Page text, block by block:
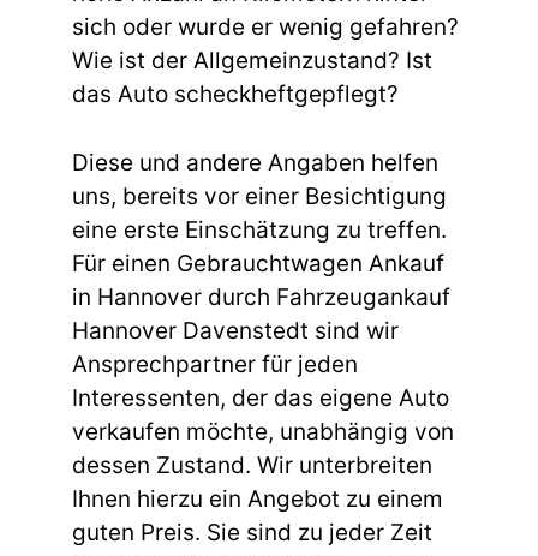
sich oder wurde er wenig gefahren?
Wie ist der Allgemeinzustand? Ist
das Auto scheckheftgepflegt?
Diese und andere Angaben helfen
uns, bereits vor einer Besichtigung
eine erste Einschätzung zu treffen.
Für einen Gebrauchtwagen Ankauf
in Hannover durch Fahrzeugankauf
Hannover Davenstedt sind wir
Ansprechpartner für jeden
Interessenten, der das eigene Auto
verkaufen möchte, unabhängig von
dessen Zustand. Wir unterbreiten
Ihnen hierzu ein Angebot zu einem
guten Preis. Sie sind zu jeder Zeit